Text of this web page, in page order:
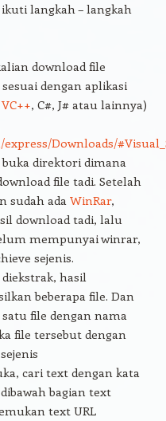
langkah – langkah
download file
sesuai dengan aplikasi
VC++, C#, J# atau lainnya)
Downloads/
buka direktori dimana
file tadi. Setelah
sudah adaWinRar,
download tadi, lalu
mempunyai winrar,
sejenis.
hasil
beberapa file. Dan
file dengan nama
file tersebut dengan
cari text dengan kata
bagian text
text URL